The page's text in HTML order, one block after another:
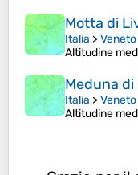
Motta di
Italia >Veneto
Altitudine
Meduna di
Italia >Veneto
Altitudine